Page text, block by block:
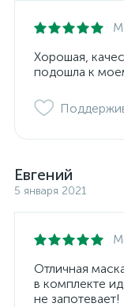
Хорошая,
подошла к
Евгений
5 января 2021
Отличная
в комплекте
не запотевает!